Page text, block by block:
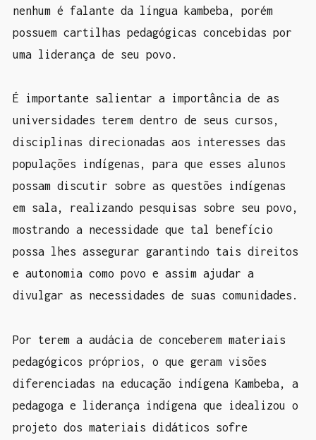
nenhum é falante da língua kambeba, porém
possuem cartilhas pedagógicas concebidas por
uma liderança de seu povo.
É importante salientar a importância de as
universidades terem dentro de seus cursos,
disciplinas direcionadas aos interesses das
populações indígenas, para que esses alunos
possam discutir sobre as questões indígenas
em sala, realizando pesquisas sobre seu povo,
mostrando a necessidade que tal benefício
possa lhes assegurar garantindo tais direitos
e autonomia como povo e assim ajudar a
divulgar as necessidades de suas comunidades.
Por terem a audácia de conceberem materiais
pedagógicos próprios, o que geram visões
diferenciadas na educação indígena Kambeba, a
pedagoga e liderança indígena que idealizou o
projeto dos materiais didáticos sofre